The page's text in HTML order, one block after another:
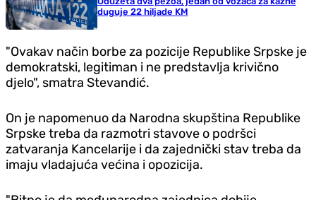
duguje 22 hiljade KM
"Ovakav način borbe za pozicije Republike Srpske je
demokratski, legitiman i ne predstavlja krivično
d‌jelo", smatra Stevandić.
On je napomenuo da Narodna skupština Republike
Srpske treba da razmotri stavove o podršci
zatvaranja Kancelarije i da zajednički stav treba da
imaju vladajuća većina i opozicija.